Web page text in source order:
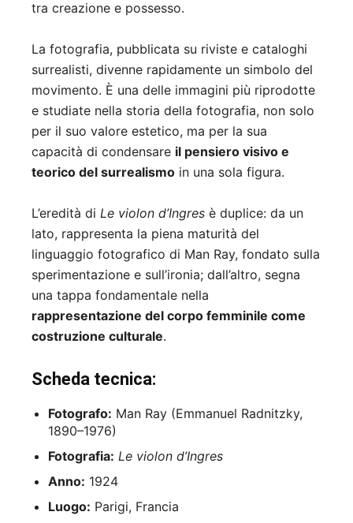
tra creazione e possesso.
La fotografia, pubblicata su riviste e cataloghi
surrealisti, divenne rapidamente un simbolo del
movimento. È una delle immagini più riprodotte
e studiate nella storia della fotografia, non solo
per il suo valore estetico, ma per la sua
capacità di condensare il pensiero visivo e
teorico del surrealismo in una sola figura.
L’eredità di Le violon d’Ingres è duplice: da un
lato, rappresenta la piena maturità del
linguaggio fotografico di Man Ray, fondato sulla
sperimentazione e sull’ironia; dall’altro, segna
una tappa fondamentale nella
rappresentazione del corpo femminile come
costruzione culturale.
Scheda tecnica:
Fotografo: Man Ray (Emmanuel Radnitzky,
1890–1976)
Fotografia: Le violon d’Ingres
Anno: 1924
Luogo: Parigi, Francia